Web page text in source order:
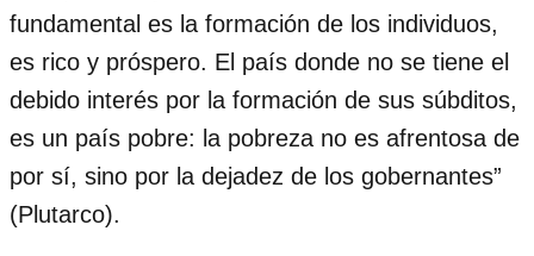
fundamental es la formación de los individuos,
es rico y próspero. El país donde no se tiene el
debido interés por la formación de sus súbditos,
es un país pobre: la pobreza no es afrentosa de
por sí, sino por la dejadez de los gobernantes”
(Plutarco).